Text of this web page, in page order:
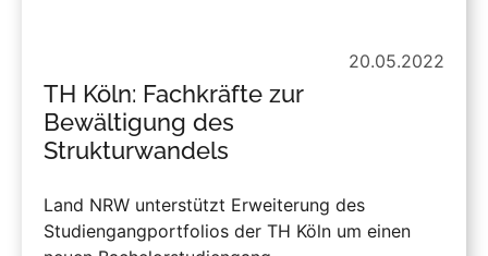
20.05.2022
TH Köln: Fachkräfte zur
Bewältigung des
Strukturwandels
Land NRW unterstützt Erweiterung des
Studiengangportfolios der TH Köln um einen